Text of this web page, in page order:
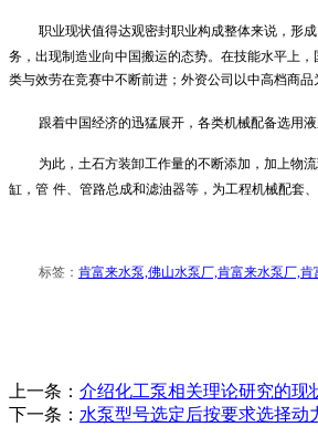
职业现状值得达观密封职业构成整体来说，形
务，出现制造业向中国搬运的态势。在技能水平上，
类与效劳在竞赛中不断前进；外资公司以中高档商
跟着中国经济的迅猛展开，各类机械配备选用
为此，土石方装卸工作量的不断添加，加上物
缸，管 件、管路总成和滤油器等，为工程机械配套
标签： 肯富来水泵,佛山水泵厂,肯富来水泵厂,
上一条： 介绍化工泵相关理论研究的现
下一条： 水泵型号选定后按要求选择动